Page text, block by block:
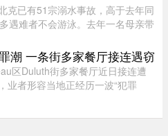
克已有51宗溺水事故，高于去年同
遇难者不会游泳。去年一名母亲带
泳课名额，因为目前远远无法满足
月，34岁的E ...
潮 一条街多家餐厅接连遇窃
区Duluth街多家餐厅近日接连遭
业者形容当地正经历一波“犯罪